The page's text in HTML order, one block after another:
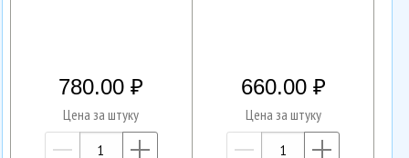
780.00
Цена за штуку
—
660.00
Цена за штуку
—